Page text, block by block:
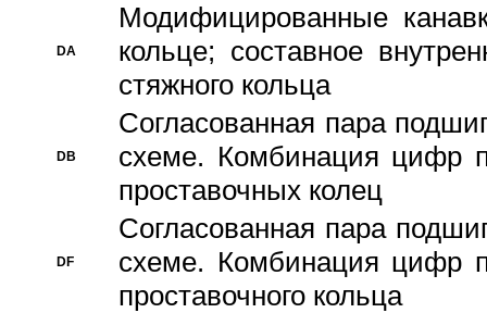
DA
Модифицированные
кольце; составное
стяжного кольца
DB
Согласованная пара
схеме. Комбинация цифр
проставочных колец
DF
Согласованная пара
схеме. Комбинация цифр
проставочного кольца